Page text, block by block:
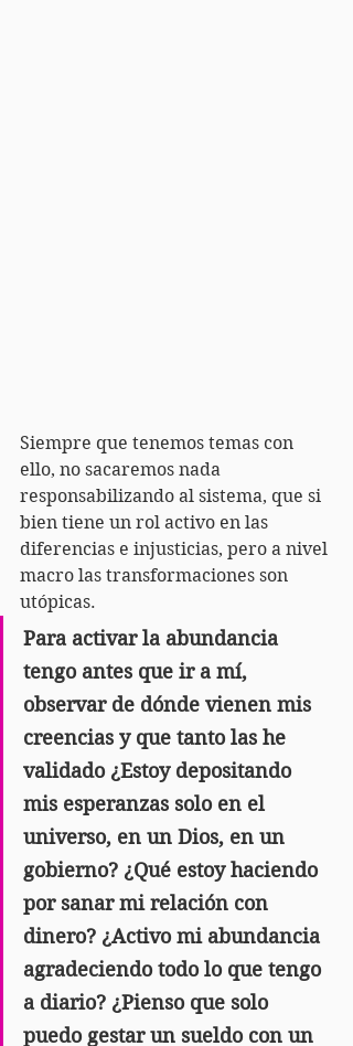
Siempre que tenemos temas con
ello, no sacaremos nada
responsabilizando al sistema, que si
bien tiene un rol activo en las
diferencias e injusticias, pero a nivel
macro las transformaciones son
utópicas.
Para activar la abundancia
tengo antes que ir a mí,
observar de dónde vienen mis
creencias y que tanto las he
validado ¿Estoy depositando
mis esperanzas solo en el
universo, en un Dios, en un
gobierno? ¿Qué estoy haciendo
por sanar mi relación con
dinero? ¿Activo mi abundancia
agradeciendo todo lo que tengo
a diario? ¿Pienso que solo
puedo gestar un sueldo con un